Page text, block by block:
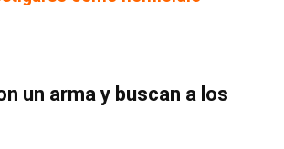
un arma y buscan a los